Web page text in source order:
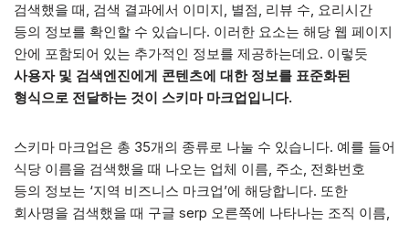
검색했을 때, 검색 결과에서 이미지, 별점, 리뷰 수, 요리시간
등의 정보를 확인할 수 있습니다. 이러한 요소는 해당 웹 페이지
안에 포함되어 있는 추가적인 정보를 제공하는데요. 이렇듯
사용자 및 검색엔진에게 콘텐츠에 대한 정보를 표준화된
형식으로 전달하는 것이 스키마 마크업입니다.
스키마 마크업은 총 35개의 종류로 나눌 수 있습니다. 예를 들어
식당 이름을 검색했을 때 나오는 업체 이름, 주소, 전화번호
등의 정보는 ‘지역 비즈니스 마크업’에 해당합니다. 또한
회사명을 검색했을 때 구글 serp 오른쪽에 나타나는 조직 이름,